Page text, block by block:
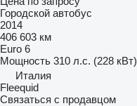
Городской автобус
2014
406 603 км
Euro 6
Мощность 310 л.с. (228 кВт)
Италия
Fleequid
Связаться с продавцом